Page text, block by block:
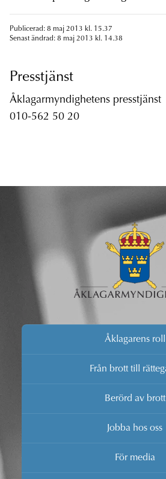
Publicerad: 8 maj 2013 kl. 15.37
Senast ändrad: 8 maj 2013 kl. 14.38
Presstjänst
Åklagarmyndighetens presstjänst
010-562 50 20
Åklagarens roll
Från brott till
Berörd av brott
Jobba hos oss
För media